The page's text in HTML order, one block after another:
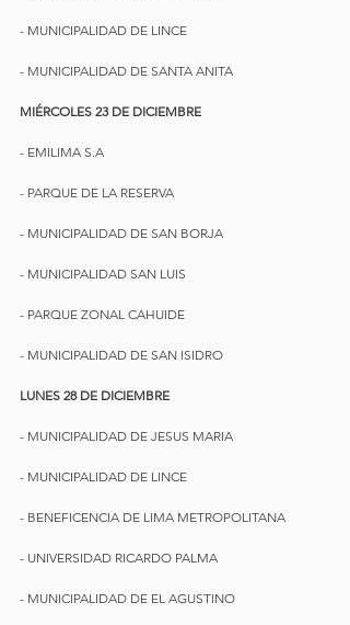
- MUNICIPALIDAD DE LINCE
- MUNICIPALIDAD DE SANTA ANITA
MIÉRCOLES 23 DE DICIEMBRE
- EMILIMA S.A
- PARQUE DE LA RESERVA
- MUNICIPALIDAD DE SAN BORJA
- MUNICIPALIDAD SAN LUIS
- PARQUE ZONAL CAHUIDE
- MUNICIPALIDAD DE SAN ISIDRO
LUNES 28 DE DICIEMBRE
- MUNICIPALIDAD DE JESUS MARIA
- MUNICIPALIDAD DE LINCE
- BENEFICENCIA DE LIMA METROPOLITANA
- UNIVERSIDAD RICARDO PALMA
- MUNICIPALIDAD DE EL AGUSTINO